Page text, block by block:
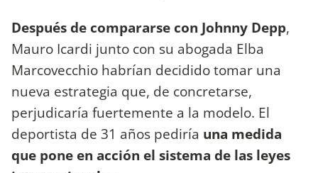
Después de compararse con Johnny Depp,
Mauro Icardi junto con su abogada Elba
Marcovecchio habrían decidido tomar una
nueva estrategia que, de concretarse,
perjudicaría fuertemente a la modelo. El
deportista de 31 años pediría una medida
que pone en acción el sistema de las leyes